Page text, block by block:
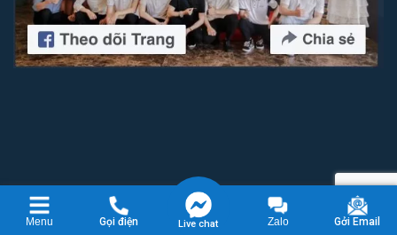
Copyright 2026 © Công ty cổ phần công nghệ IZI Software
Menu Gọi điện Live chat Zalo Gởi Email